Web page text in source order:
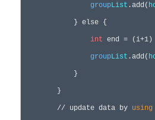
groupList .add(
            } else {
int end = (i+1)
groupList .add(
            }
        }
        // update data by
using